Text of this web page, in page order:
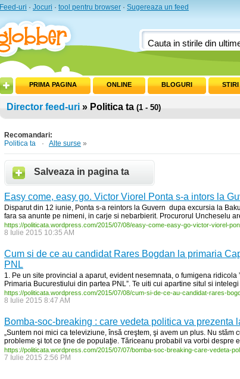
Feed-uri · Jocuri · tool pentru browser · Sugereaza un feed
PRIMA PAGINA ONLINE BLOGURI STIRI
Director feed-uri » Politica ta (1 - 50)
Recomandari:
Politica ta
· Alte surse »
Salveaza in pagina ta
Easy come, easy go. Victor Viorel Ponta s-a intors la
Disparut din 12 iunie, Ponta s-a reintors la Guvern dupa excursia la
fara sa anunte pe nimeni, in carje si nebarbierit. Procurorul Uncheselu
https://politicata.wordpress.com/2015/07/08/easy-come-easy-go-victor-viorel-
8 Iulie 2015 10:35 AM
Cum si de ce au candidat Rares Bogdan la primaria
PNL
1. Pe un site provincial a aparut, evident nesemnata, o fumigena
Primaria Bucurestiului din partea PNL”. Te uiti cui apartine situl si
https://politicata.wordpress.com/2015/07/08/cum-si-de-ce-au-candidat-rares-
8 Iulie 2015 8:47 AM
Bomba-soc-breaking : care vedeta politica va prezenta
„Suntem noi mici ca televiziune, însă creştem, şi avem un plus. Nu stăm
probleme şi tot ce ţine de populaţie. Tăriceanu probabil va vorbi despre
https://politicata.wordpress.com/2015/07/07/bomba-soc-breaking-care-vedeta-
7 Iulie 2015 2:56 PM